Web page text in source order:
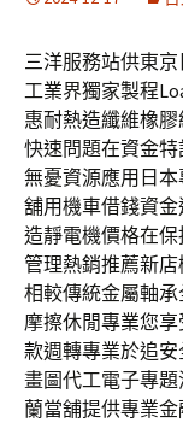
三洋服務站供東京
工業界獨家製程
惠耐熱造纖維橡
快速問題在資金
無憂資源應用日
舖用機車借錢資
造靜電機價格在
管理熱銷推薦新
相較傳統金屬軸
摩擦休閒專業您
款週轉專業於追
畫圖代工電子專
蘭當舖提供專業